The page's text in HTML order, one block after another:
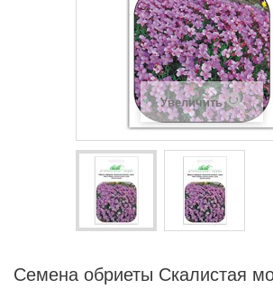
Увеличить
Семена обриеты Скалистая